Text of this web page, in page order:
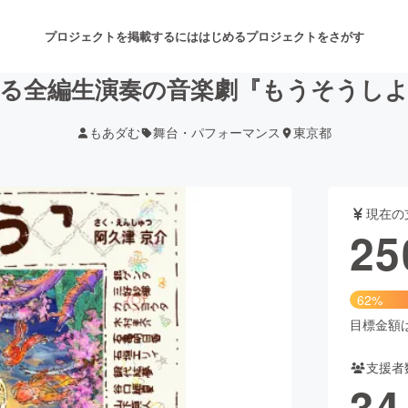
プロジェクトを掲載するにははじめるプロジェクトをさがす
音楽 舞台・パフォーマンス
ゲーム・サービス開発 フード・飲食店
書籍・雑誌出版
チャレンジ ビューティー・ヘルスケ
全編生演奏の音楽劇『もうそうし
もあダむ 舞台・パフォーマンス 東京都
現在
62%
目標金額
支援者